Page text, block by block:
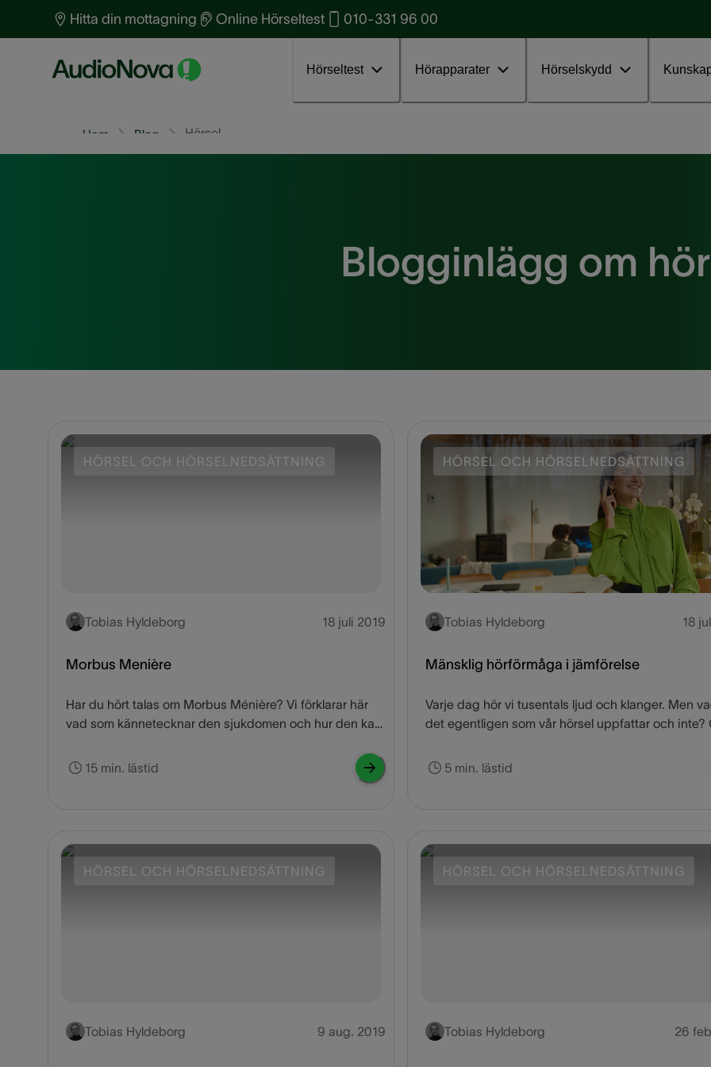
Hitta din mottagning Online Hörseltest 010-331 96 00
Hörseltest Hörapparater Hörselskydd
Boka tid för hörseltest
Starta testet
Klicka här
Om AudioNova
Hörsel
Blog
Hem
Blogginlägg om
HÖRSEL OCH HÖRSELNEDSÄTTNING
Tobias Hyldeborg 18 juli 2019
Morbus Menière
Har du hört talas om Morbus Ménière? Vi förklarar här
vad som kännetecknar den sjukdomen och hur den kan
15 min. lästid
HÖRSEL OCH HÖRSELNEDSÄTTNING
Tobias Hyldeborg 18
Mänsklig hörförmåga i jämförelse
Varje dag hör vi tusentals ljud och klanger. Men
det egentligen som vår hörsel uppfattar och inte?
reda ut det.
5 min. lästid
HÖRSEL OCH HÖRSELNEDSÄTTNING
Tobias Hyldeborg 9 aug. 2019
HÖRSEL OCH HÖRSELNEDSÄTTNING
Tobias Hyldeborg 26